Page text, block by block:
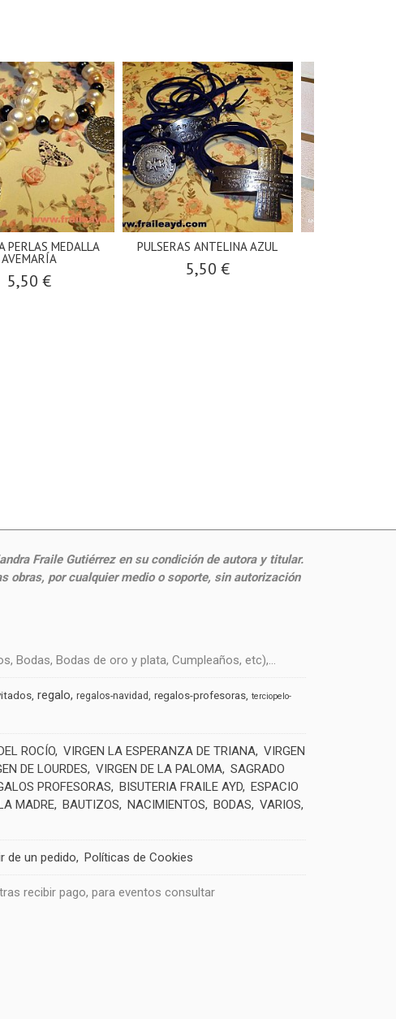
PERLAS MEDALLA
AVEMARÍA
5,50 €
PULSERAS ANTELINA AZUL
5,50 €
Fraile Gutiérrez en su condición de autora y titular.
obras, por cualquier medio o soporte, sin autorización
Bodas, Bodas de oro y plata, Cumpleaños, etc),...
regalo regalos-navidad regalos-profesoras terciopelo-
ROCÍO VIRGEN LA ESPERANZA DE TRIANA VIRGEN
DE LOURDES VIRGEN DE LA PALOMA SAGRADO
PROFESORAS BISUTERIA FRAILE AYD ESPACIO
MADRE BAUTIZOS NACIMIENTOS BODAS
VARIOS
de un pedido Políticas de Cookies
recibir pago, para eventos consultar